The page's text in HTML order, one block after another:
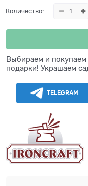
Количество:
Выбираем и
подарки! Украшаем
TELEGRAM